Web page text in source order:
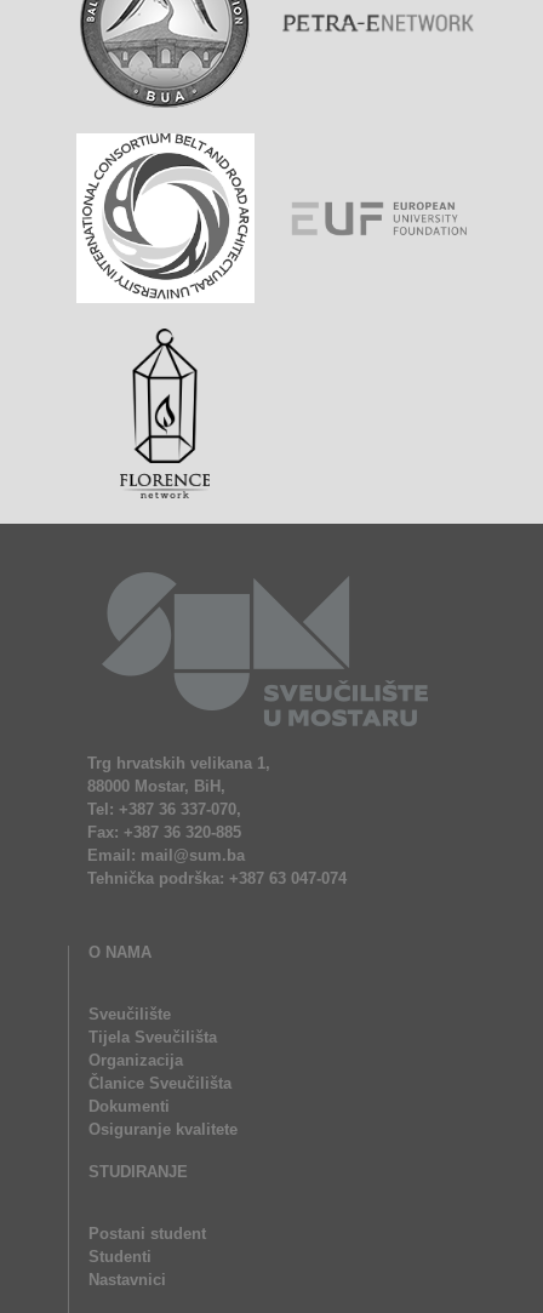
Trg hrvatskih velikana 1,
88000 Mostar, BiH,
Tel: +387 36 337-070,
Fax: +387 36 320-885
Email: mail@sum.ba
Tehnička podrška: +387 63 047-074
O NAMA
Sveučilište
Tijela Sveučilišta
Organizacija
Članice Sveučilišta
Dokumenti
Osiguranje kvalitete
STUDIRANJE
Postani student
Studenti
Nastavnici